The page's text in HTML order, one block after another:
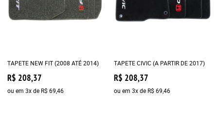
TAPETE NEW FIT (2008 ATÉ 2014)
R$ 208,37
ou em 3xde R$ 69,46
TAPETE CIVIC (A PARTIR DE 2017)
R$ 208,37
ou em 3xde R$ 69,46